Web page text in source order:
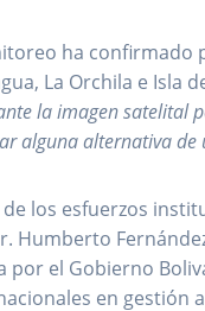
ha confirmado
La Orchila e Isla
la imagen satelital
alguna alternativa de
los esfuerzos
Humberto
por el Gobierno
en